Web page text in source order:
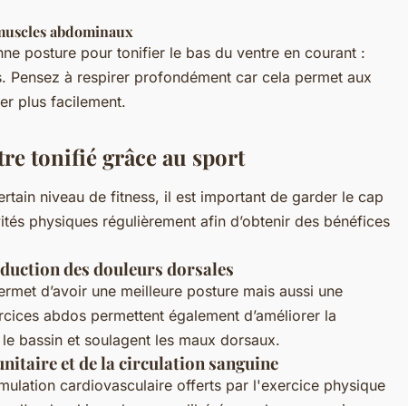
abdominaux
posture pour tonifier le bas du ventre en courant :
Pensez à respirer profondément car cela permet aux
plus facilement.
tonifié grâce au sport
niveau de fitness, il est important de garder le cap
physiques régulièrement afin d’obtenir des bénéfices
des douleurs dorsales
d’avoir une meilleure posture mais aussi une
abdos permettent également d’améliorer la
bassin et soulagent les maux dorsaux.
et de la circulation sanguine
cardiovasculaire offerts par l'exercice physique